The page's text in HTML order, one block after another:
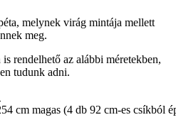
melynek virág mintája mellett
meg.
rendelhető az alábbi méretekben,
tudunk adni.
cm magas (4 db 92 cm-es csíkból